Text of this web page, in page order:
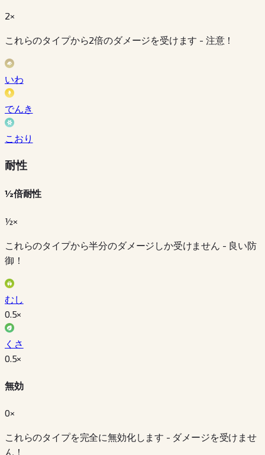
2×
これらのタイプから2倍のダメージを受けます - 注意！
いわ
でんき
こおり
耐性
½倍耐性
½×
これらのタイプから半分のダメージしか受けません - 良い防
御！
むし
0.5×
くさ
0.5×
無効
0×
これらのタイプを完全に無効化します - ダメージを受けませ
ん！